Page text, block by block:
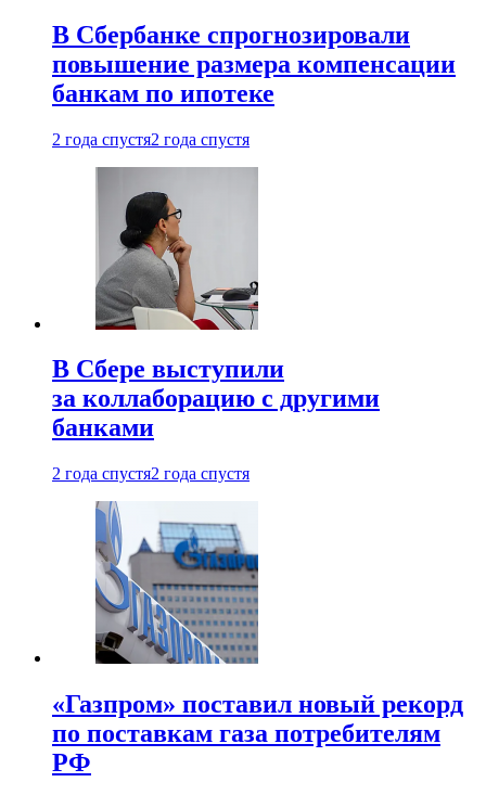
В Сбербанке спрогнозировали
повышение размера компенсации
банкам по ипотеке
2 года спустя2 года спустя
В Сбере выступили
за коллаборацию с другими
банками
2 года спустя2 года спустя
«Газпром» поставил новый рекорд
по поставкам газа потребителям
РФ